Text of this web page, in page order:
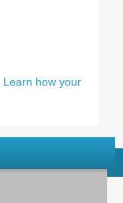
Learn how your